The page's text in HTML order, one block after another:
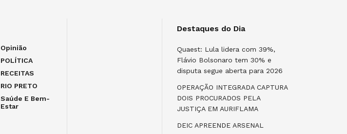
Opinião
POLÍTICA
RECEITAS
RIO PRETO
Saúde E Bem-
Estar
Destaques do Dia
Quaest: Lula lidera com 39%,
Flávio Bolsonaro tem 30% e
disputa segue aberta para 2026
OPERAÇÃO INTEGRADA CAPTURA
DOIS PROCURADOS PELA
JUSTIÇA EM AURIFLAMA
DEIC APREENDE ARSENAL